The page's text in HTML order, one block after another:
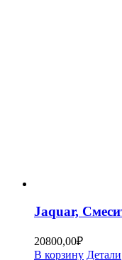
Jaquar,
20800,00₽
В корзину Детали